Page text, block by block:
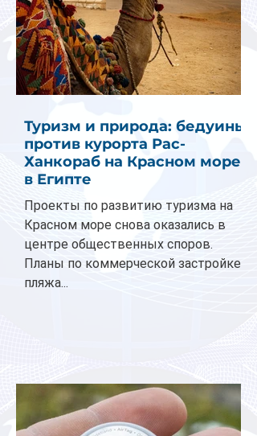
Туризм и природа: бедуины
против курорта Рас-
Ханкораб на Красном море
в Египте
Проекты по развитию туризма на
Красном море снова оказались в
центре общественных споров.
Планы по коммерческой застройке
пляжа...